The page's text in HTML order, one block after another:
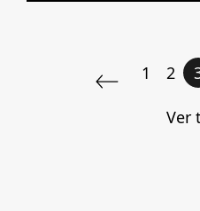
1 2
Ver